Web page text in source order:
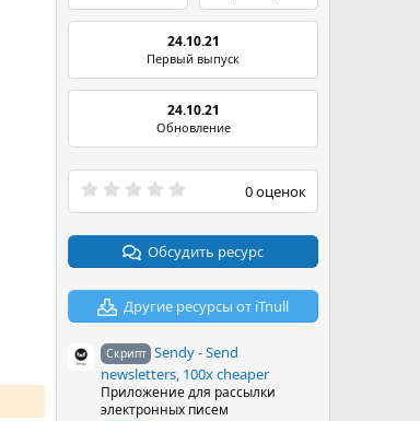
24.10.21
Первый выпуск
24.10.21
Обновление
0
0
з
в
з
д
0 оценок
Обсудить ресурс
Другие ресурсы от iTnull
Скрипт Sendy - Send
newsletters, 100x cheaper
Приложение для рассылки
электронных писем